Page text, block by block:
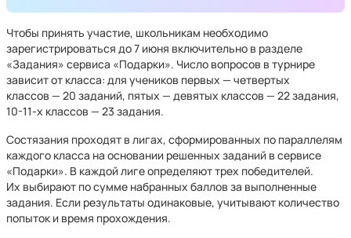
Чтобы принять участие, школьникам необходимо
зарегистрироваться до 7 июня включительно в разделе
«Задания» сервиса «Подарки». Число вопросов в турнире
зависит от класса: для учеников первых — четвертых
классов — 20 заданий, пятых — девятых классов — 22 задания,
10-11-х классов — 23 задания.
Состязания проходят в лигах, сформированных по параллелям
каждого класса на основании решенных заданий в сервисе
«Подарки». В каждой лиге определяют трех победителей.
Их выбирают по сумме набранных баллов за выполненные
задания. Если результаты одинаковые, учитывают количество
попыток и время прохождения.